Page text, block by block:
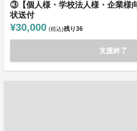
③【個人様・学校法人様・企業様
状送付
¥30,000 (税込)残り36
支援終了